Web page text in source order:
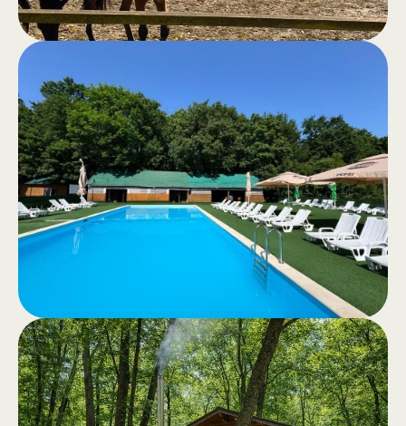
Прогулки верхом для отдыха или
конные экскурсии по спокойному
лесу — подлинный опыт на
природе.
Прогулки
верхом
Бассейн .